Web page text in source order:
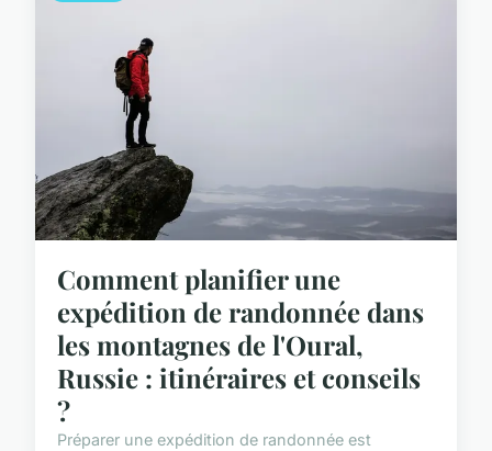
Comment planifier une
expédition de randonnée dans
les montagnes de l'Oural,
Russie : itinéraires et conseils
?
Préparer une expédition de randonnée est